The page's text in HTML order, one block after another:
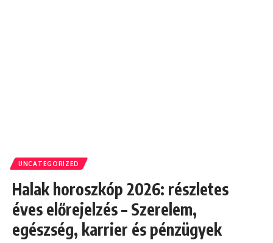
UNCATEGORIZED
Halak horoszkóp 2026: részletes
éves előrejelzés – Szerelem,
egészség, karrier és pénzügyek